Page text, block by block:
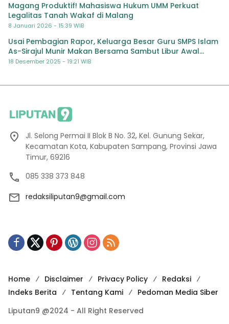
Magang Produktif! Mahasiswa Hukum UMM Perkuat
Legalitas Tanah Wakaf di Malang
8 Januari 2026 - 15:39 WIB
Usai Pembagian Rapor, Keluarga Besar Guru SMPS Islam
As-Sirajul Munir Makan Bersama Sambut Libur Awal
Semester
18 Desember 2025 - 19:21 WIB
Jl. Selong Permai II Blok B No. 32, Kel. Gunung Sekar,
Kecamatan Kota, Kabupaten Sampang, Provinsi Jawa
Timur, 69216
085 338 373 848
redaksiliputan9@gmail.com
Home Disclaimer Privacy Policy
Redaksi
Indeks Berita
Tentang Kami
Pedoman Media Siber
Liputan9 @2024 - All Right Reserved